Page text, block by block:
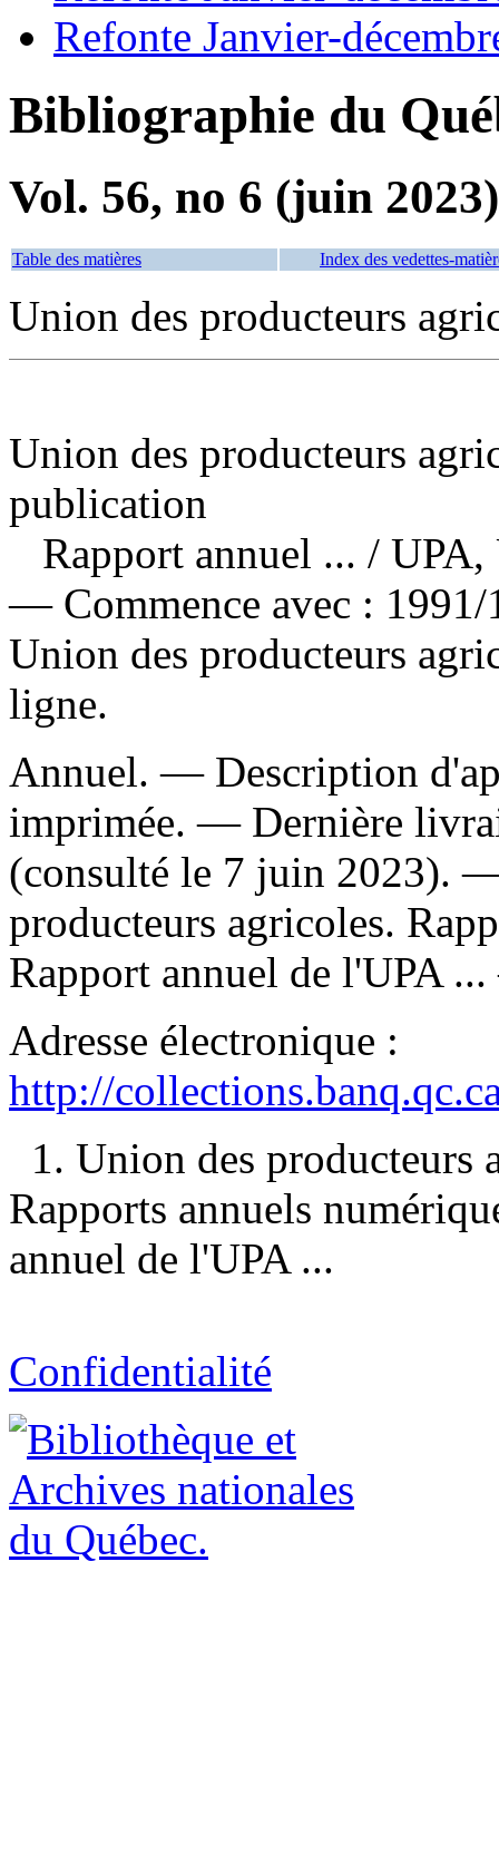
Refonte Janvier-
Bibliographie du
Vol. 56, no 6 (juin 2023)
Table des matières Index des vedettes-
Union des producteurs
Union des producteurs
publication
Rapport annuel ... / UPA,
— Commence avec :
Union des producteurs
ligne.
Annuel. — Description
imprimée. — Dernière
(consulté le 7 juin 2023).
producteurs agricoles.
Rapport annuel de l'UPA
Adresse électronique :
http://
1. Union des
Rapports annuels
annuel de l'UPA ...
Confidentialité